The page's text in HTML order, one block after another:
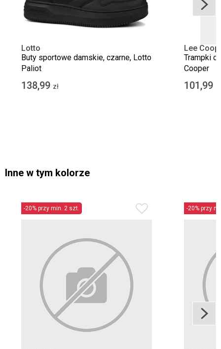
Lotto
Buty sportowe damskie, czarne, Lotto
Paliot
138,99 zł
Lee
Trampki
Cooper
101,99
Inne w tym kolorze
-20% przy min. 2 szt. -20% przy